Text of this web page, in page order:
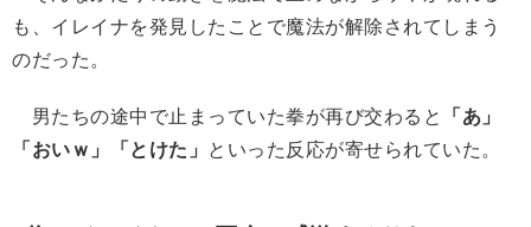
も、イレイナを発見したことで魔法が解除されてしまう
のだった。
男たちの途中で止まっていた拳が再び交わると
「あ」
「おいｗ」「とけた」
といった反応が寄せられていた。